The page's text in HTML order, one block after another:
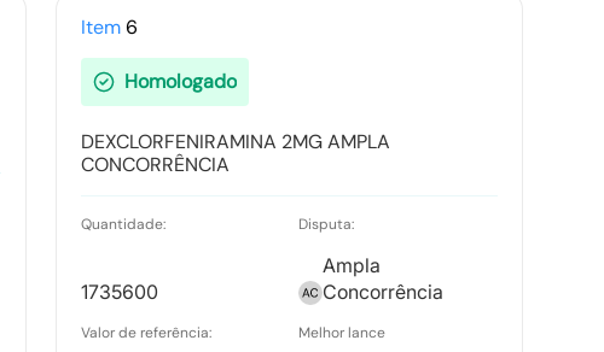
Comercial Ltda
Item6
Homologado
DEXCLORFENIRAMINA 2MG AMPLA
CONCORRÊNCIA
Quantidade:
1735600
Disputa:
Ampla
Concorrência
Valor de referência: Melhor lance